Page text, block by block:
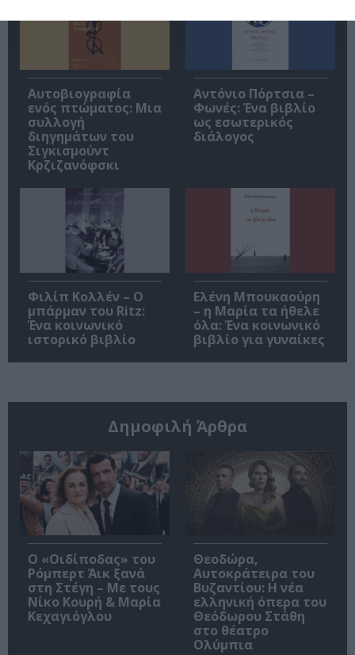
Αυτοβιογραφία
ενός πτώματος: Μια
συλλογή
διηγημάτων του
Σιγκισμούντ
Κρζιζανόφσκι
Αντόνιο Πόρτσια –
Φωνές: Ένα βιβλίο
ως εσωτερικός
διάλογος
Φιλίπ Κολλέν – Ο
μπάρμαν του Ritz:
Ένα κοινωνικό
ιστορικό βιβλίο
Ελένη Μπουκαούρη
– η Μαρία τα ήθελε
όλα: Ένα κοινωνικό
βιβλίο για γυναίκες
Δημοφιλή Άρθρα
O «Οιδίποδας» του
Ρόμπερτ Άικ ξανά
στη Στέγη – Με τους
Νίκο Κουρή & Μαρία
Κεχαγιόγλου
Θεοδώρα,
Αυτοκράτειρα του
Βυζαντίου: Η νέα
ελληνική όπερα του
Θεόδωρου Στάθη
στο θέατρο
Ολύμπια